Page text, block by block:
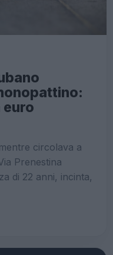
euro
circolava a
Prenestina
di 22 anni, incinta,